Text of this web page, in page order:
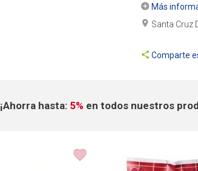
Más
Santa Cruz
Comparte
¡Ahorra hasta: 5% en todos nuestros